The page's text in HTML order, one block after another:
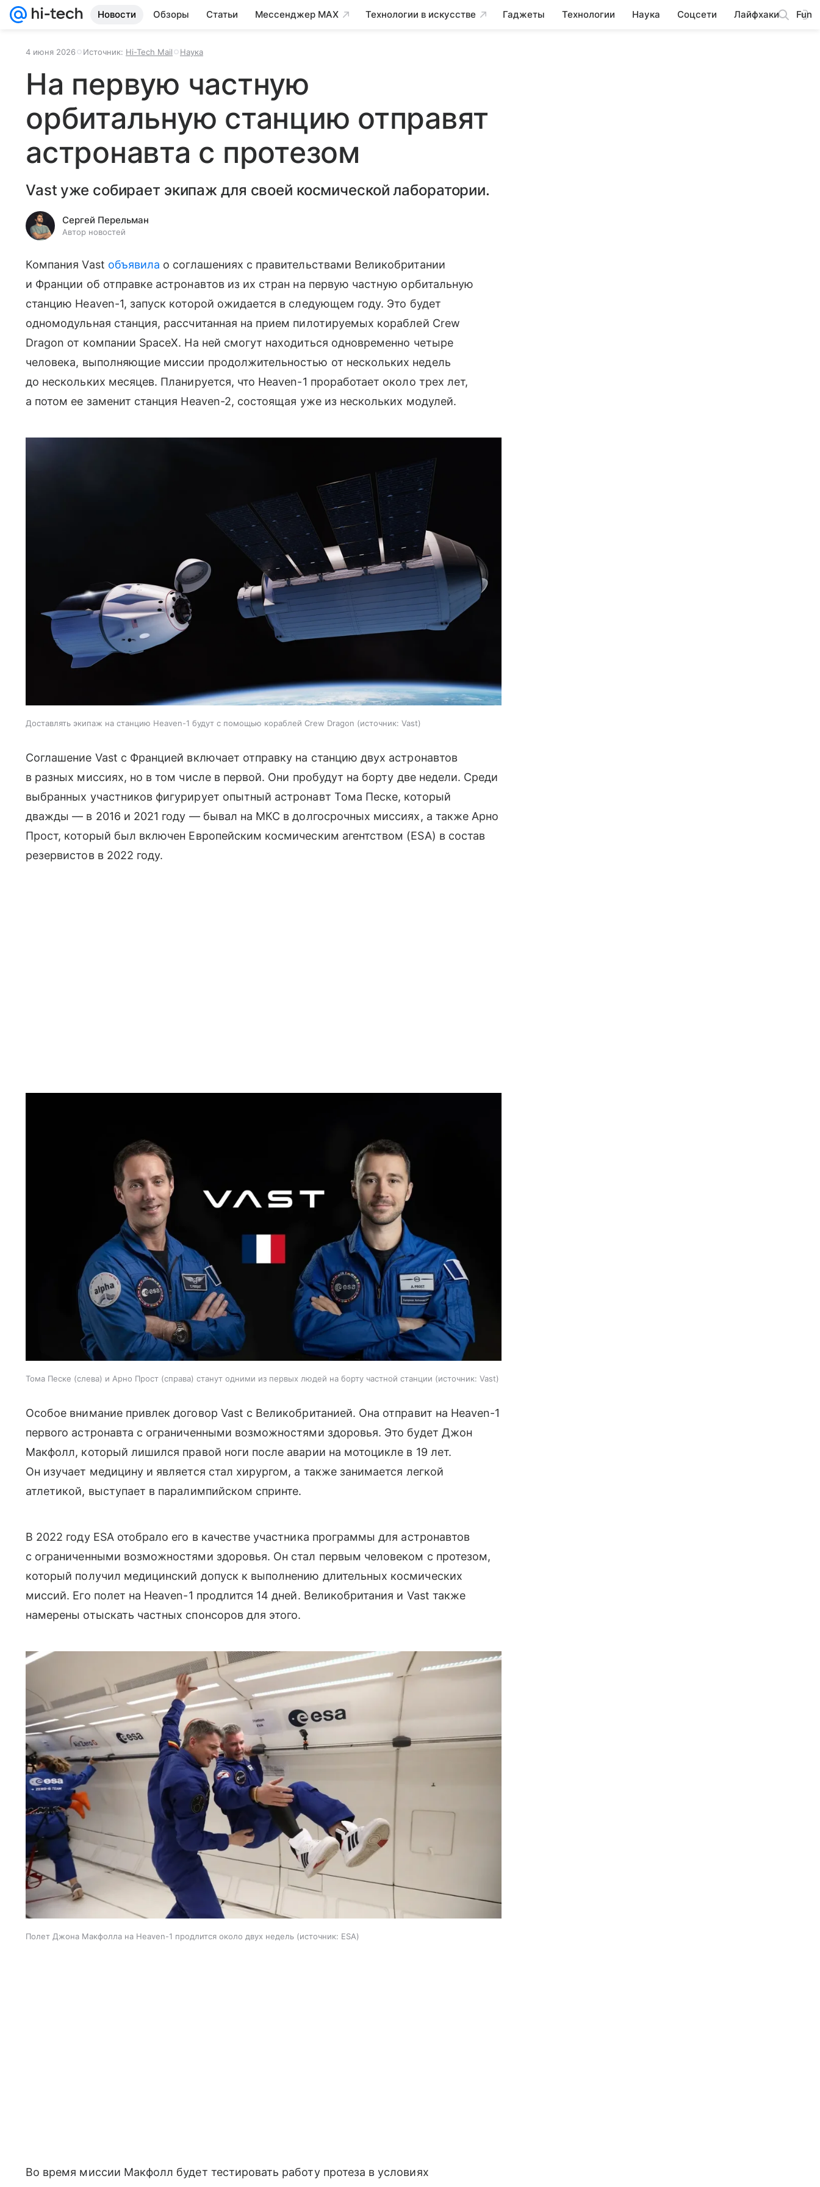
Новости Обзоры Статьи Мессенджер MAX Технологии в искусстве Гаджеты Технологии Наука Соцсети Лайфхаки Fun
4 июня 2026 Источник: Hi-Tech Mail Наука
На первую частную
орбитальную станцию отправят
астронавта с протезом
Vast уже собирает экипаж для своей космической лаборатории.
Сергей Перельман
Автор новостей
Компания Vast объявила о соглашениях с правительствами Великобритании
и Франции об отправке астронавтов из их стран на первую частную орбитальную
станцию Heaven-1, запуск которой ожидается в следующем году. Это будет
одномодульная станция, рассчитанная на прием пилотируемых кораблей Crew
Dragon от компании SpaceX. На ней смогут находиться одновременно четыре
человека, выполняющие миссии продолжительностью от нескольких недель
до нескольких месяцев. Планируется, что Heaven-1 проработает около трех лет,
а потом ее заменит станция Heaven-2, состоящая уже из нескольких модулей.
Доставлять экипаж на станцию Heaven-1 будут с помощью кораблей Crew Dragon источник: Vast
Соглашение Vast с Францией включает отправку на станцию двух астронавтов
в разных миссиях, но в том числе в первой. Они пробудут на борту две недели. Среди
выбранных участников фигурирует опытный астронавт Тома Песке, который
дважды — в 2016 и 2021 году — бывал на МКС в долгосрочных миссиях, а также Арно
Прост, который был включен Европейским космическим агентством (ESA) в состав
резервистов в 2022 году.
Тома Песке (слева) и Арно Прост (справа) станут одними из первых людей на борту частной станции источник: Vast
Особое внимание привлек договор Vast с Великобританией. Она отправит на Heaven-1
первого астронавта с ограниченными возможностями здоровья. Это будет Джон
Макфолл, который лишился правой ноги после аварии на мотоцикле в 19 лет.
Он изучает медицину и является стал хирургом, а также занимается легкой
атлетикой, выступает в паралимпийском спринте.
В 2022 году ESA отобрало его в качестве участника программы для астронавтов
с ограниченными возможностями здоровья. Он стал первым человеком с протезом,
который получил медицинский допуск к выполнению длительных космических
миссий. Его полет на Heaven-1 продлится 14 дней. Великобритания и Vast также
намерены отыскать частных спонсоров для этого.
Полет Джона Макфолла на Heaven-1 продлится около двух недель источник: ESA
Во время миссии Макфолл будет тестировать работу протеза в условиях